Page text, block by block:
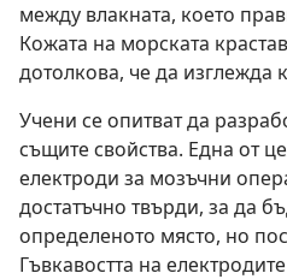
между влакната, което
Кожата на морската
дотолкова, че да изглежда
Учени се опитват да
същите свойства. Една от
електроди за мозъчни
достатъчно твърди, за да
определеното място, но
Гъвкавостта на